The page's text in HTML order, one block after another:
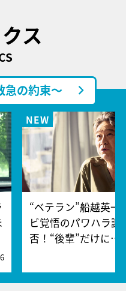
ス
急の約束～
“ベテラン”船越英一
ビ覚悟のパワハラ謝
否！“後輩”だけに…